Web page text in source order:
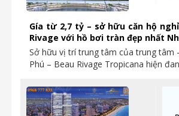
Gía từ 2,7 tỷ – sở hữu căn hộ
Rivage với hồ bơi tràn đẹp nhất
Sở hữu vị trí trung tâm của trung tâm
Phú – Beau Rivage Tropicana hiện